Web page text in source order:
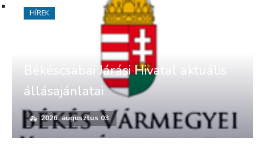
Békéscsabai Járási Hivatal aktuális
állásajánlatai
2026. augusztus 03.
HÍREK